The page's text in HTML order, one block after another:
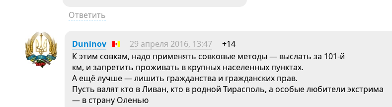
Ответить
Duninov 29 апреля 2016, 13:47
+14
К этим совкам, надо применять совковые методы — выслать за 101-й
км, и запретить проживать в крупных населенных пунктах.
А ещё лучше — лишить гражданства и гражданских прав.
Пусть валят кто в Ливан, кто в родной Тирасполь, а особые любители экстрима
— в страну Оленью